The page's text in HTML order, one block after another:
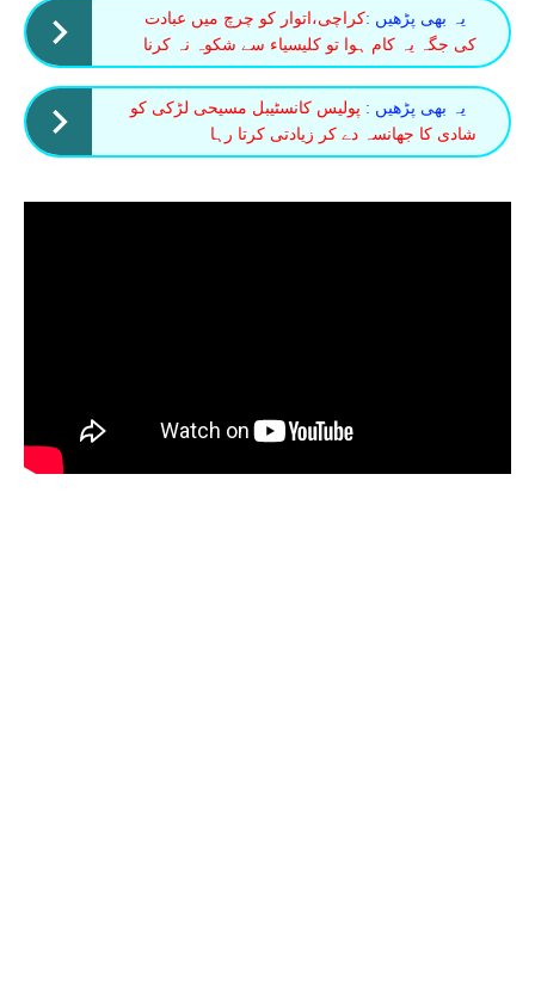
یہ بھی پڑھیں :کراچی،اتوار کو چرچ میں عبادت
کی جگہ یہ کام ہوا تو کلیسیاء سے شکوہ نہ کرنا
یہ بھی پڑھیں : پولیس کانسٹیبل مسیحی لڑکی کو
شادی کا جھانسہ دے کر زیادتی کرتا رہا